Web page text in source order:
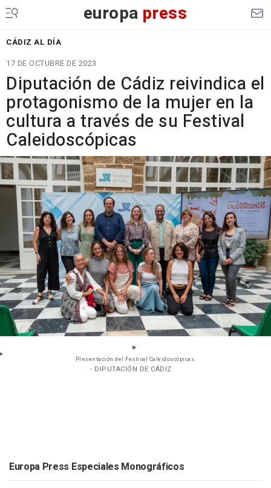
europa press
CÁDIZ AL DÍA
17 DE OCTUBRE DE 2023
Diputación de Cádiz reivindica el
protagonismo de la mujer en la
cultura a través de su Festival
Caleidoscópicas
Presentación del Festival Caleidoscópicas.
- DIPUTACIÓN DE CÁDIZ
Europa Press Especiales Monográficos